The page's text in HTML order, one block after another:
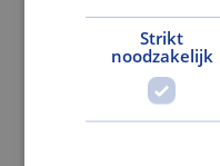
Strikt
noodzakelijk